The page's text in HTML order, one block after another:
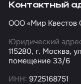
Контактный
ООО «Мир Квестов
Юридический
115280, г. Москва,
помещение 33/6
ИНН: 9725168751